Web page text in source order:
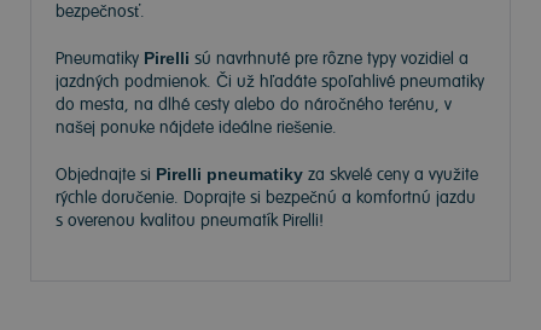
bezpečnosť.
Pneumatiky Pirelli sú navrhnuté pre rôzne typy vozidiel a
jazdných podmienok. Či už hľadáte spoľahlivé pneumatiky
do mesta, na dlhé cesty alebo do náročného terénu, v
našej ponuke nájdete ideálne riešenie.
Objednajte si Pirelli pneumatiky za skvelé ceny a využite
rýchle doručenie. Doprajte si bezpečnú a komfortnú jazdu
s overenou kvalitou pneumatík Pirelli!